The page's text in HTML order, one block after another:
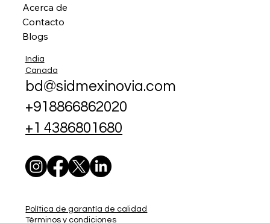
Acerca de
Contacto
Blogs
India
Canada
bd@sidmexinovia.com
+918866862020
+1 4386801680
Política de garantía de calidad
Términos y condiciones